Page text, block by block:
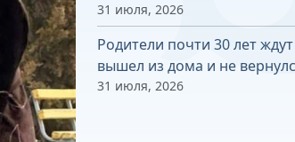
31 июля, 2026
Родители почти 30 лет
вышел из дома и не
31 июля, 2026